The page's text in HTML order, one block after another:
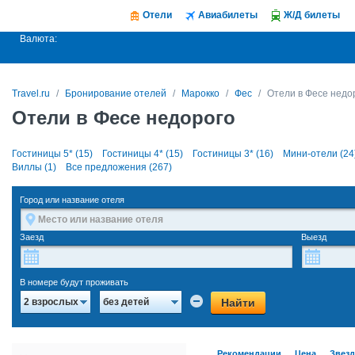
Отели Авиабилеты Ж/Д билеты
Валюта:
Travel.ru Бронирование отелей Марокко Фес Отели в Фесе
Отели в Фесе недорого
Гостиницы 5* (15) Гостиницы 4* (15) Гостиницы 3* (16)
Мини-отели
Виллы (1)
Все предложения (267)
Город или название отеля
Заезд Выезд
В номере будут проживать
2 взрослых без детей Найти